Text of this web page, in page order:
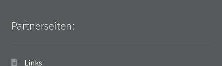
Partnerseiten:
Links